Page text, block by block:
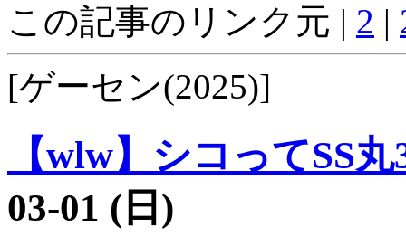
この記事のリンク元 | 2 |
[ゲーセン(2025)]
【wlw】シコってSS
03-01 (日)